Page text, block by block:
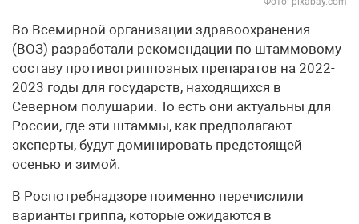
Во Всемирной организации здравоохранения
(ВОЗ) разработали рекомендации по штаммовому
составу противогриппозных препаратов на 2022-
2023 годы для государств, находящихся в
Северном полушарии. То есть они актуальны для
России, где эти штаммы, как предполагают
эксперты, будут доминировать предстоящей
осенью и зимой.
В Роспотребнадзоре поименно перечислили
варианты гриппа, которые ожидаются в